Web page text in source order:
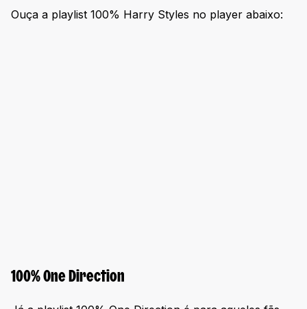
Ouça a playlist 100% Harry Styles no player abaixo:
100% One Direction